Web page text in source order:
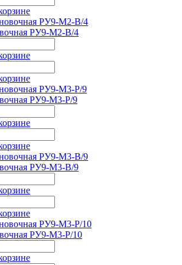
РУ9-М2-В/4
РУ9-М3-Р/9
РУ9-М3-В/9
РУ9-М3-Р/10